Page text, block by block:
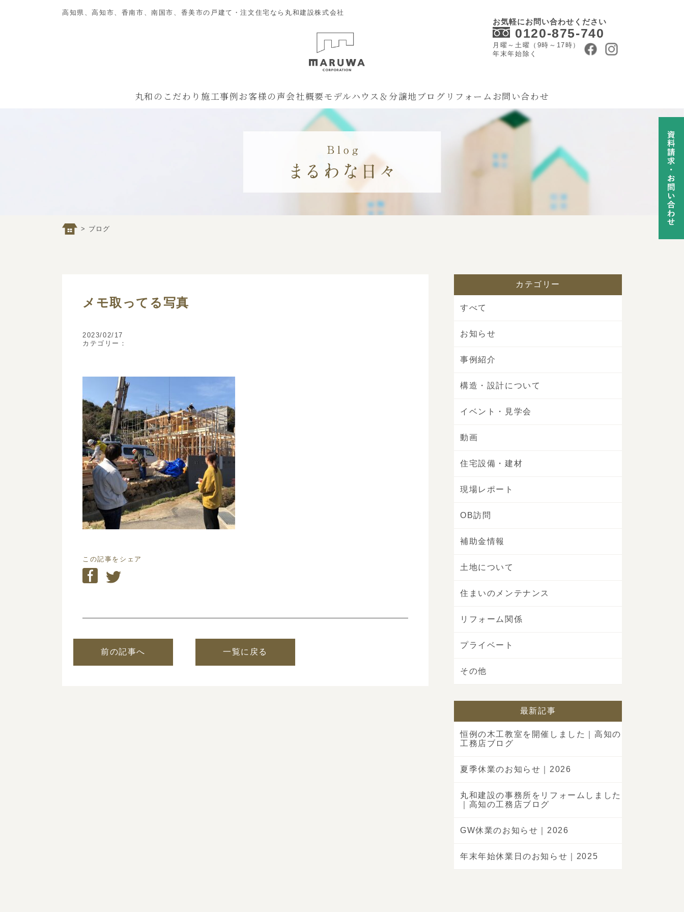
高知県、高知市、香南市、南国市、香美市の戸建て・注文住宅なら丸和建設株式会社
お気軽にお問い合わせください
0120-875-740
月曜～土曜（9時～17時）
年末年始除く
丸和のこだわり 施工事例お客様の声会社概要モデルハウス＆分譲地 ブログ リフォーム お問い合わせ
> ブログ
メモ取ってる写真
2023/02/17
カテゴリー：
この記事をシェア
前の記事へ 一覧に戻る
カテゴリー
すべて
お知らせ
事例紹介
構造・設計について
イベント・見学会
動画
住宅設備・建材
現場レポート
OB訪問
補助金情報
土地について
住まいのメンテナンス
リフォーム関係
プライベート
その他
最新記事
恒例の木工教室を開催しました｜高知の
工務店ブログ
夏季休業のお知らせ｜2026
丸和建設の事務所をリフォームしました
｜高知の工務店ブログ
GW休業のお知らせ｜2026
年末年始休業日のお知らせ｜2025